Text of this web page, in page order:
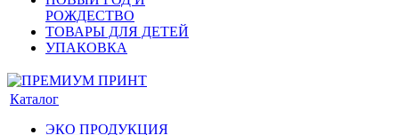
РОЖДЕСТВО
ТОВАРЫ ДЛЯ ДЕТЕЙ
УПАКОВКА
Каталог
ЭКО ПРОДУКЦИЯ